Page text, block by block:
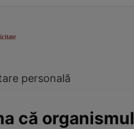
personală
că